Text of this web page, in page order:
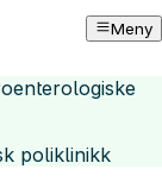
Meny
poliklinikk